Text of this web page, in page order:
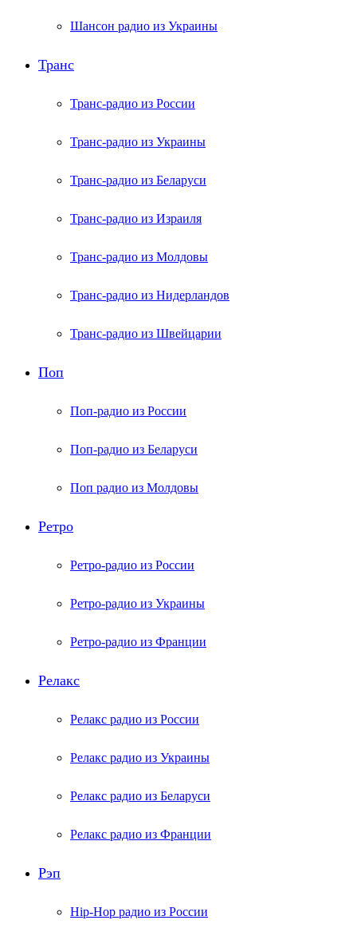
Шансон радио из Украины
Транс
Транс-радио из России
Транс-радио из Украины
Транс-радио из Беларуси
Транс-радио из Израиля
Транс-радио из Молдовы
Транс-радио из Нидерландов
Транс-радио из Швейцарии
Поп
Поп-радио из России
Поп-радио из Беларуси
Поп радио из Молдовы
Ретро
Ретро-радио из России
Ретро-радио из Украины
Ретро-радио из Франции
Релакс
Релакс радио из России
Релакс радио из Украины
Релакс радио из Беларуси
Релакс радио из Франции
Рэп
Hip-Hop радио из России